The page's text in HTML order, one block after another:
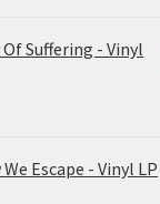
Suffering - Vinyl
Escape - Vinyl LP